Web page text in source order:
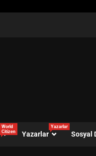
World
Citizen
Yazarlar
Yazarlar
Sosyal